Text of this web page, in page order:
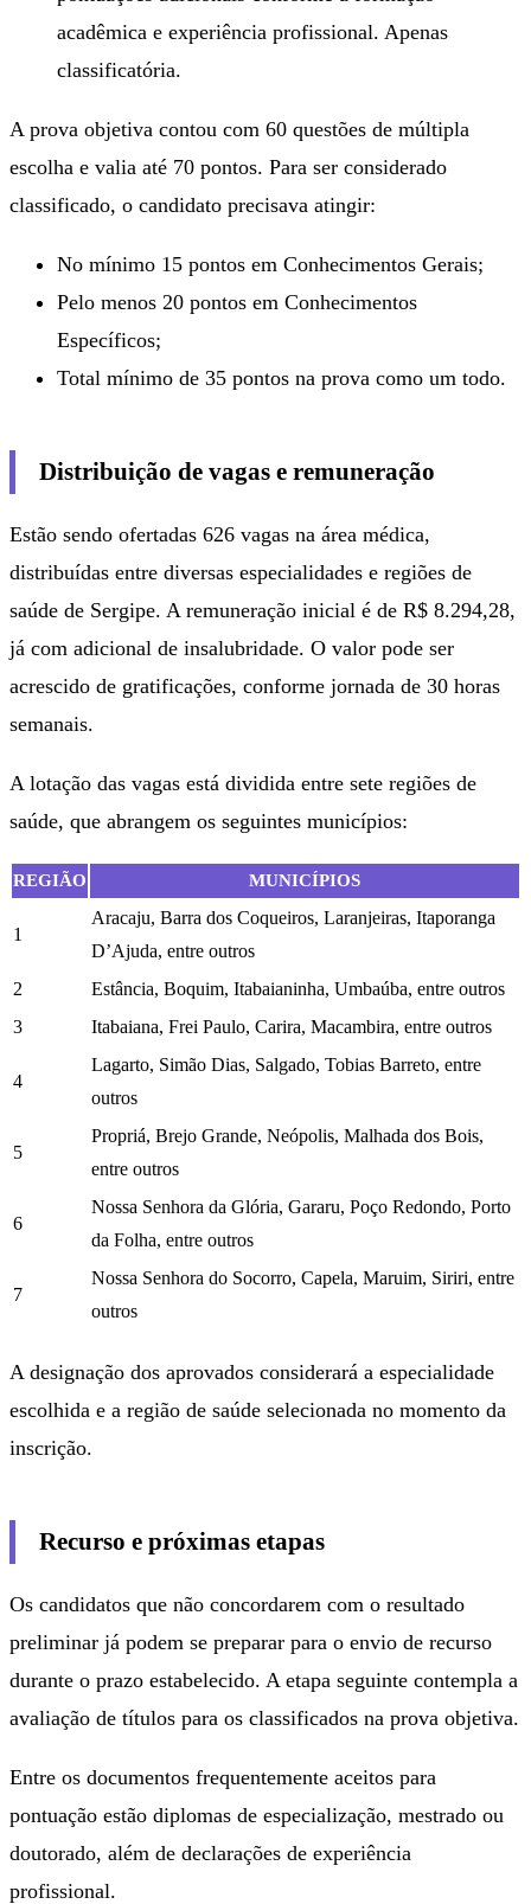
acadêmica e experiência profissional. Apenas
classificatória.
A prova objetiva contou com 60 questões de múltipla
escolha e valia até 70 pontos. Para ser considerado
classificado, o candidato precisava atingir:
No mínimo 15 pontos em Conhecimentos Gerais;
Pelo menos 20 pontos em Conhecimentos
Específicos;
Total mínimo de 35 pontos na prova como um todo.
Distribuição de vagas e remuneração
Estão sendo ofertadas 626 vagas na área médica,
distribuídas entre diversas especialidades e regiões de
saúde de Sergipe. A remuneração inicial é de R$ 8.294,28,
já com adicional de insalubridade. O valor pode ser
acrescido de gratificações, conforme jornada de 30 horas
semanais.
A lotação das vagas está dividida entre sete regiões de
saúde, que abrangem os seguintes municípios:
REGIÃO MUNICÍPIOS
1
Aracaju, Barra dos Coqueiros, Laranjeiras, Itaporanga
D’Ajuda, entre outros
2
Estância, Boquim, Itabaianinha, Umbaúba, entre outros
3
Itabaiana, Frei Paulo, Carira, Macambira, entre outros
4
Lagarto, Simão Dias, Salgado, Tobias Barreto, entre
outros
5
Propriá, Brejo Grande, Neópolis, Malhada dos Bois,
entre outros
6
Nossa Senhora da Glória, Gararu, Poço Redondo, Porto
da Folha, entre outros
7
Nossa Senhora do Socorro, Capela, Maruim, Siriri, entre
outros
A designação dos aprovados considerará a especialidade
escolhida e a região de saúde selecionada no momento da
inscrição.
Recurso e próximas etapas
Os candidatos que não concordarem com o resultado
preliminar já podem se preparar para o envio de recurso
durante o prazo estabelecido. A etapa seguinte contempla a
avaliação de títulos para os classificados na prova objetiva.
Entre os documentos frequentemente aceitos para
pontuação estão diplomas de especialização, mestrado ou
doutorado, além de declarações de experiência
profissional.